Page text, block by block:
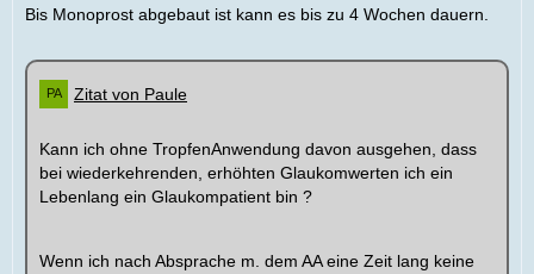
Bis Monoprost abgebaut ist kann es bis zu 4 Wochen dauern.
Zitat von Paule
Kann ich ohne TropfenAnwendung davon ausgehen, dass
bei wiederkehrenden, erhöhten Glaukomwerten ich ein
Lebenlang ein Glaukompatient bin ?
Wenn ich nach Absprache m. dem AA eine Zeit lang keine